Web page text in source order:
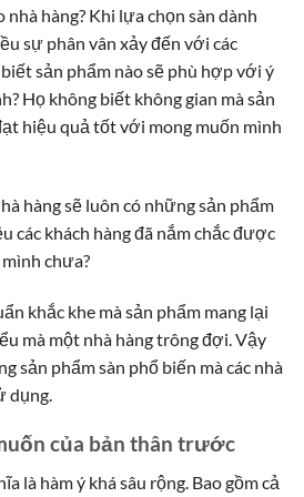
hàng? Khi lựa chọn sàn dành
sự phân vân xảy đến với các
sản phẩm nào sẽ phù hợp với ý
Họ không biết không gian mà sản
hiệu quả tốt với mong muốn mình
hàng sẽ luôn có những sản phẩm
các khách hàng đã nắm chắc được
chưa?
khắc khe mà sản phẩm mang lại
mà một nhà hàng trông đợi. Vậy
sản phẩm sàn phổ biến mà các nhà
dụng.
của bản thân trước
là hàm ý khá sâu rộng. Bao gồm cả